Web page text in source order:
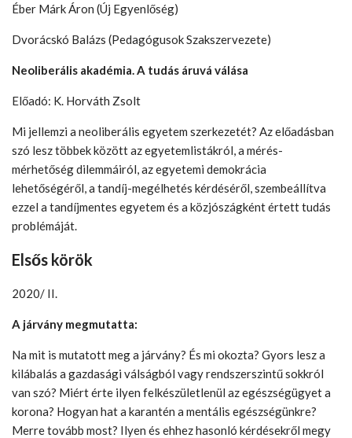
Éber Márk Áron (Új Egyenlőség)
Dvorácskó Balázs (Pedagógusok Szakszervezete)
Neoliberális akadémia. A tudás áruvá válása
Előadó: K. Horváth Zsolt
Mi jellemzi a neoliberális egyetem szerkezetét? Az előadásban
szó lesz többek között az egyetemlistákról, a mérés-
mérhetőség dilemmáiról, az egyetemi demokrácia
lehetőségéről, a tandíj-megélhetés kérdéséről, szembeállítva
ezzel a tandíjmentes egyetem és a közjószágként értett tudás
problémáját.
Elsős körök
2020/ II.
A járvány megmutatta:
Na mit is mutatott meg a járvány? És mi okozta? Gyors lesz a
kilábalás a gazdasági válságból vagy rendszerszintű sokkról
van szó? Miért érte ilyen felkészületlenül az egészségügyet a
korona? Hogyan hat a karantén a mentális egészségünkre?
Merre tovább most? Ilyen és ehhez hasonló kérdésekről megy